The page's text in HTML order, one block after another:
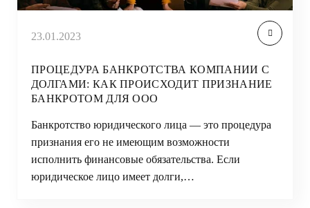
23.01.2023
ПРОЦЕДУРА БАНКРОТСТВА КОМПАНИИ С
ДОЛГАМИ: КАК ПРОИСХОДИТ ПРИЗНАНИЕ
БАНКРОТОМ ДЛЯ ООО
Банкротство юридического лица — это процедура
признания его не имеющим возможности
исполнить финансовые обязательства. Если
юридическое лицо имеет долги,…